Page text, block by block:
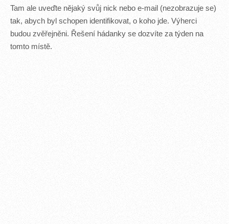
Tam ale uveďte nějaký svůj nick nebo e-mail (nezobrazuje se)
tak, abych byl schopen identifikovat, o koho jde. Výherci
budou zvěřejněni. Řešení hádanky se dozvíte za týden na
tomto místě.